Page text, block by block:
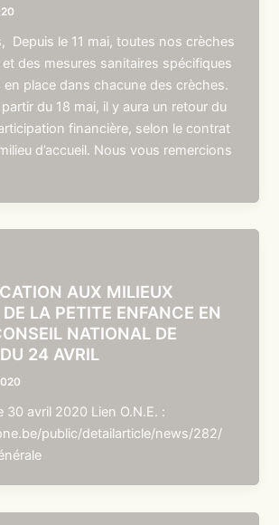
Depuis le 11 mai, toutes nos crèches
des mesures sanitaires spécifiques
place dans chacune des crèches.
du 18 mai, il y aura un retour du
financière, selon le contrat
d’accueil. Nous vous remercions
AUX MILIEUX
DE LA PETITE ENFANCE EN
NATIONAL DE
24 AVRIL
30 avril 2020 Lien O.N.E. :
public/detailarticle/news/282/